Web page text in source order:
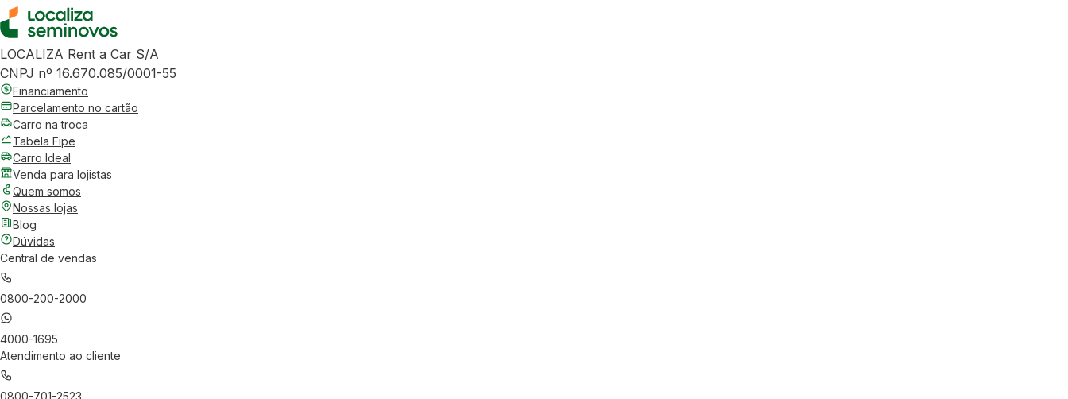
LOCALIZA Rent a Car S/A
CNPJ nº 16.670.085/0001-55
Financiamento
Parcelamento no cartão
Carro na troca
Tabela Fipe
Carro Ideal
Venda para lojistas
Quem somos
Nossas lojas
Blog
Dúvidas
Central de vendas
0800-200-2000
4000-1695
Atendimento ao cliente
0800-701-2523